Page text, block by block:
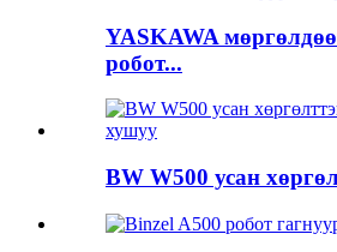
YASKAWA
робот...
BW W500 усан